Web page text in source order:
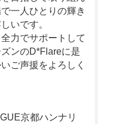
一人ひとりの輝き
いです。
力でサポートして
ンのD*Flareに是
ご声援をよろしく
京都ハンナリ